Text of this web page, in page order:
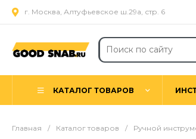
г. Москва, Алтуфьевское ш.29а, стр. 6
КАТАЛОГ ТОВАРОВ
Главная / Каталог товаров / Ручной